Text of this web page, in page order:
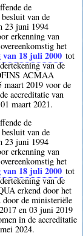
de
van de
23 juni 1994
erkenning van
het
van 18 juli 2000 tot
van de
ACMAA
2019 voor de
accreditatie van
maart 2021.
de
van de
23 juni 1994
erkenning van
het
van 18 juli 2000 tot
van de
erkend door het
de ministeriële
en 03 juni 2019
in de accreditatie
2024.